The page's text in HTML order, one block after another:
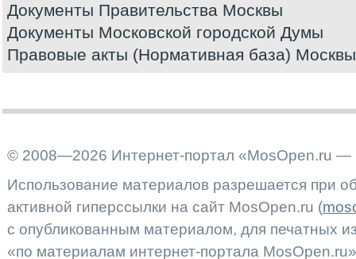
Документы Правительства Москвы
Документы Московской городской Думы
Правовые акты (Нормативная база) Москвы
© 2008—2026 Интернет-портал «MosOpen.ru —
Использование материалов разрешается при
активной гиперссылки на сайт MosOpen.ru (
с опубликованным материалом, для печатных
«по материалам интернет-портала